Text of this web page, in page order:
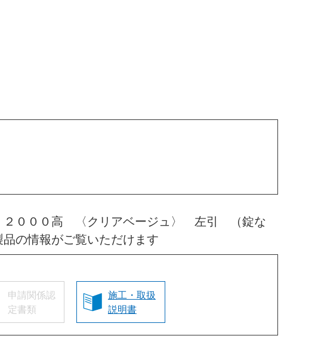
０００高 〈クリアベージュ〉 左引 （錠な
の情報がご覧いただけます
申請関係認
定書類
施工・取扱
説明書